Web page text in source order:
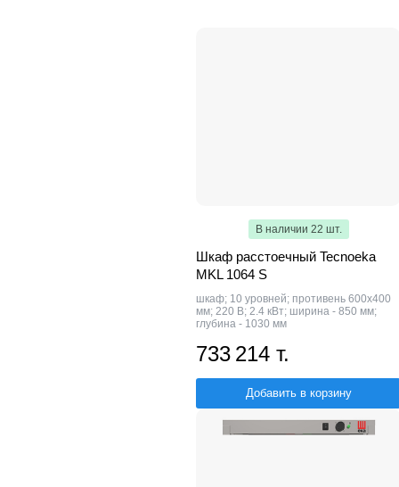
В наличии 22 шт.
Шкаф расстоечный Tecnoeka
MKL 1064 S
шкаф; 10 уровней; противень 600х400
мм; 220 В; 2.4 кВт; ширина - 850 мм;
глубина - 1030 мм
733 214 т.
Добавить в корзину